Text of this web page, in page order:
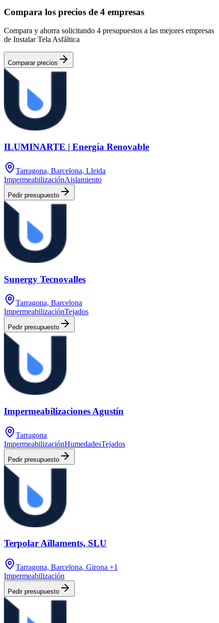
Compara los precios de 4 empresas
Compara y ahorra solicitando 4 presupuestos a las mejores empresas
de Instalar Tela Asfáltica
Comparar precios
ILUMINARTE | Energía Renovable
Tarragona, Barcelona, Lleida
ImpermeabilizaciónAislamiento
Pedir presupuesto
Sunergy Tecnovalles
Tarragona, Barcelona
ImpermeabilizaciónTejados
Pedir presupuesto
Impermeabilizaciones Agustín
Tarragona
ImpermeabilizaciónHumedadesTejados
Pedir presupuesto
Terpolar Aïllaments, SLU
Tarragona, Barcelona, Girona +1
Impermeabilización
Pedir presupuesto